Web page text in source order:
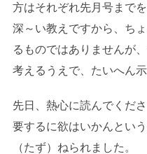
方はそれぞれ先月号まで
深～い教えですから、ち
るものではありませんが
考えるうえで、たいへん
先日、熱心に読んでくだ
要するに欲はいかんとい
（たず）ねられました。